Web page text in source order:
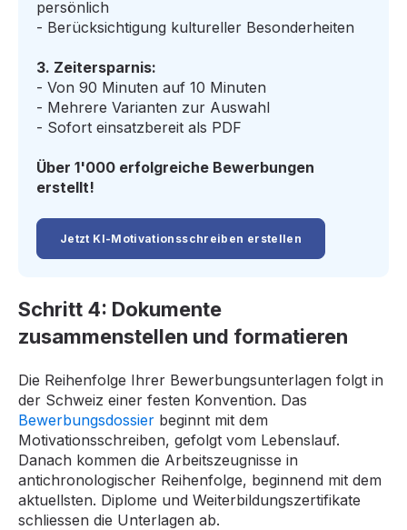
persönlich
- Berücksichtigung kultureller Besonderheiten
3. Zeitersparnis:
- Von 90 Minuten auf 10 Minuten
- Mehrere Varianten zur Auswahl
- Sofort einsatzbereit als PDF
Über 1'000 erfolgreiche Bewerbungen
erstellt!
Jetzt KI-Motivationsschreiben erstellen
Schritt 4: Dokumente
zusammenstellen und formatieren
Die Reihenfolge Ihrer Bewerbungsunterlagen folgt in
der Schweiz einer festen Konvention. Das
Bewerbungsdossier beginnt mit dem
Motivationsschreiben, gefolgt vom Lebenslauf.
Danach kommen die Arbeitszeugnisse in
antichronologischer Reihenfolge, beginnend mit dem
aktuellsten. Diplome und Weiterbildungszertifikate
schliessen die Unterlagen ab.